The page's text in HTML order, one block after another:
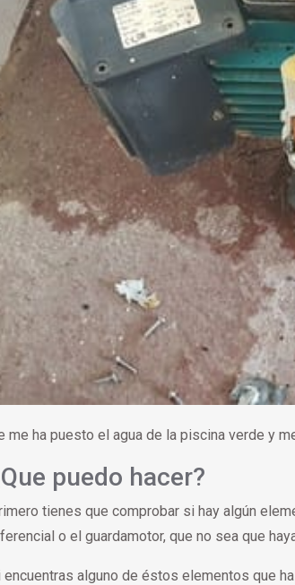
me ha puesto el agua de la piscina verde y
puedo hacer?
tienes que comprobar si hay algún
o el guardamotor, que no sea que
encuentras alguno de éstos elementos que